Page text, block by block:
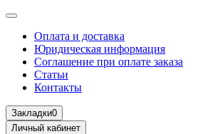
Оплата и доставка
Юридическая информация
Соглашение при оплате заказа
Статьи
Контакты
Закладки0
Личный кабинет